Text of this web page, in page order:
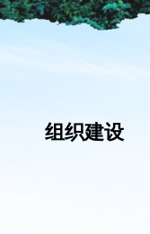
组织建设